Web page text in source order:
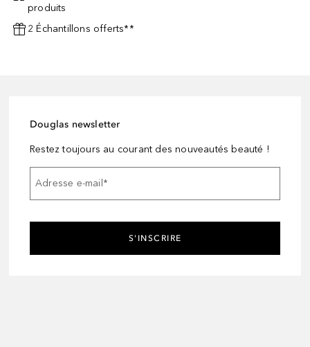
produits
2 Échantillons offerts**
Douglas newsletter
Restez toujours au courant des nouveautés beauté !
Adresse e-mail*
S'INSCRIRE